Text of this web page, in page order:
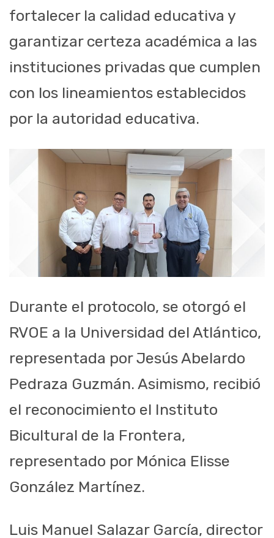
fortalecer la calidad educativa y
garantizar certeza académica a las
instituciones privadas que cumplen
con los lineamientos establecidos
por la autoridad educativa.
Durante el protocolo, se otorgó el
RVOE a la Universidad del Atlántico,
representada por Jesús Abelardo
Pedraza Guzmán. Asimismo, recibió
el reconocimiento el Instituto
Bicultural de la Frontera,
representado por Mónica Elisse
González Martínez.
Luis Manuel Salazar García, director